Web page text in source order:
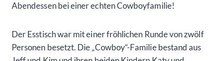
Abendessen bei einer echten Cowboyfamilie!
Der Esstisch war mit einer fröhlichen Runde von zwölf
Personen besetzt. Die „Cowboy“-Familie bestand aus